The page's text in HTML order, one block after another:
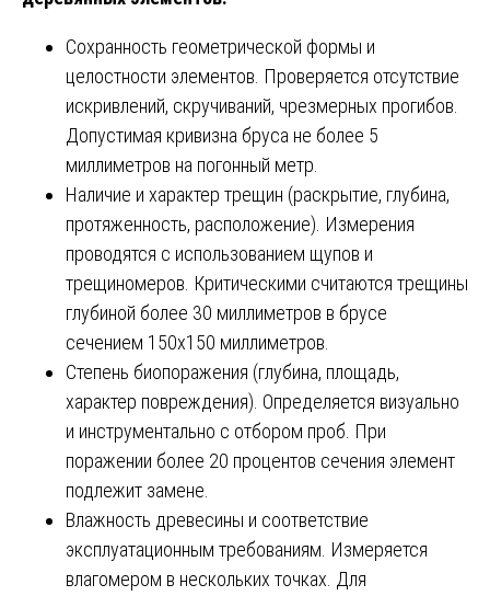
Сохранность геометрической формы и
целостности элементов. Проверяется отсутствие
искривлений, скручиваний, чрезмерных прогибов.
Допустимая кривизна бруса не более 5
миллиметров на погонный метр.
Наличие и характер трещин (раскрытие, глубина,
протяженность, расположение). Измерения
проводятся с использованием щупов и
трещиномеров. Критическими считаются трещины
глубиной более 30 миллиметров в брусе
сечением 150х150 миллиметров.
Степень биопоражения (глубина, площадь,
характер повреждения). Определяется визуально
и инструментально с отбором проб. При
поражении более 20 процентов сечения элемент
подлежит замене.
Влажность древесины и соответствие
эксплуатационным требованиям. Измеряется
влагомером в нескольких точках. Для